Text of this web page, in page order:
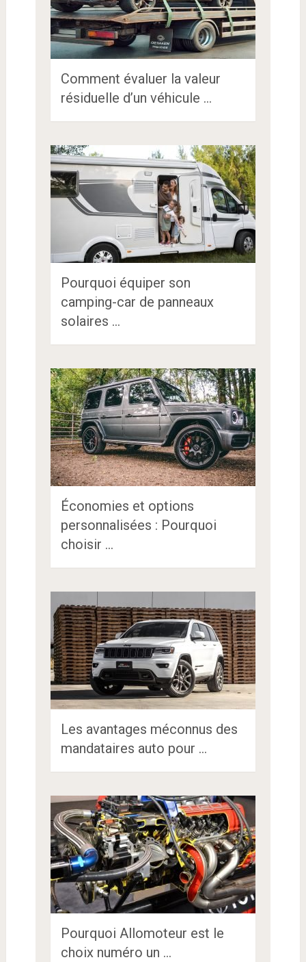
Comment évaluer la valeur
résiduelle d’un véhicule …
Pourquoi équiper son
camping-car de panneaux
solaires …
Économies et options
personnalisées : Pourquoi
choisir …
Les avantages méconnus des
mandataires auto pour …
Pourquoi Allomoteur est le
choix numéro un …